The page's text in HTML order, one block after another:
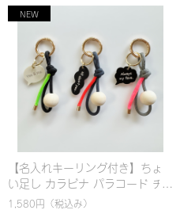
【名入れキーリング付き】ちょ
い足し カラビナ パラコード チ
ャーム
1,580円 （税込み）